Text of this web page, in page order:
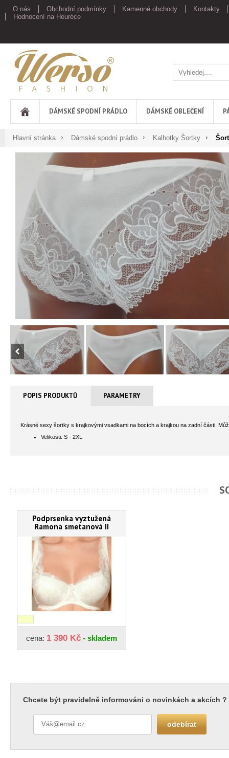
O nás Obchodní podmínky Kamenné obchody
Kontakty
Hodnocení na Heuréce
Werso
DÁMSKÉ SPODNÍ PRÁDLO DÁMSKÉ OBLEČENÍ
Hlavní stránka Dámské spodní prádlo Kalhotky Šortky
POPIS PRODUKTŮ PARAMETRY
Krásné sexy šortky s krajkovými vsadkami na bocích a krajkou na zadní části.
Velikosti: S - 2XL
Podprsenka vyztužená
Ramona smetanová II
cena: 1 390 Kč - skladem
Chcete být pravidelně informováni o novinkách a akcích ?